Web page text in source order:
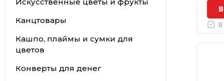
В
Канцтовары
Кашпо, плаймы и сумки для
цветов
Конверты для денег